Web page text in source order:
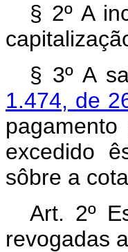
§ 2º A
§ 3º A
1.474, de
excedido
sôbre a
Art. 2º
revogadas